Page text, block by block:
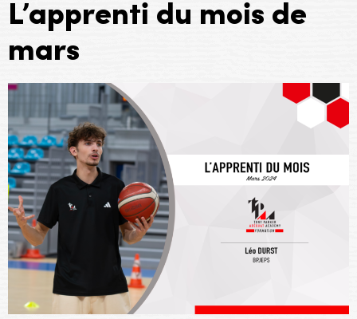
L’apprenti du mois de
mars